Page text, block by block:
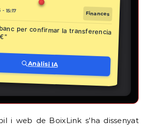
15:17
Finances
per confirmar la transferencia
Anàlisi IA
i web de BoixLink s’ha dissenyat